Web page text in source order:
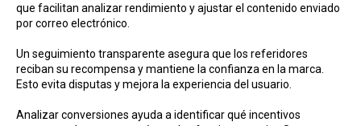
que facilitan analizar rendimiento y ajustar el contenido enviado
por correo electrónico.
Un seguimiento transparente asegura que los referidores
reciban su recompensa y mantiene la confianza en la marca.
Esto evita disputas y mejora la experiencia del usuario.
Analizar conversiones ayuda a identificar qué incentivos